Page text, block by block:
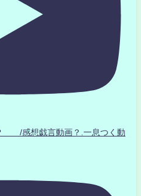
/感想戯言動画？.一息つく動